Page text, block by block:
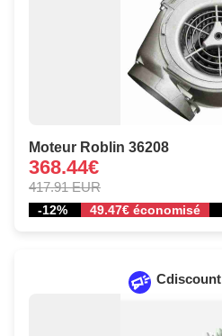
Moteur Roblin 36208
368.44€
417.91 EUR
-12% 49.47€ économisé
Cdiscount